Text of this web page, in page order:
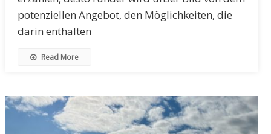
potenziellen Angebot, den Möglichkeiten, die
darin enthalten
Read More